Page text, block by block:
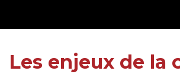
Les enjeux de la